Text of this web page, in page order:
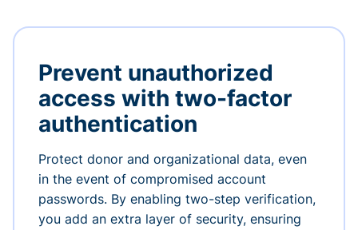
Prevent unauthorized
access with two-factor
authentication
Protect donor and organizational data, even
in the event of compromised account
passwords. By enabling two-step verification,
you add an extra layer of security, ensuring